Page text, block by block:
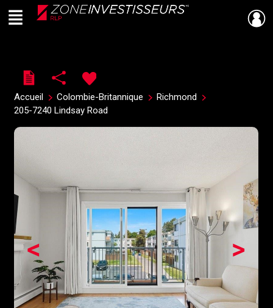
Live
En Direct
Menu
Accueil Colombie-Britannique
Richmond
205-7240 Lindsay Road
>
<